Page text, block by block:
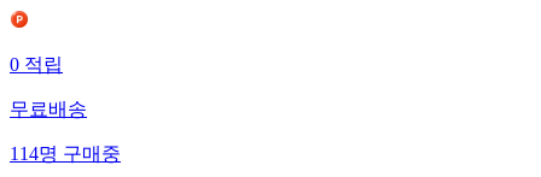
0적립
무료배송
114명구매중